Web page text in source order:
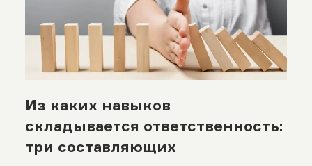
Из каких навыков
складывается ответственность:
три составляющих